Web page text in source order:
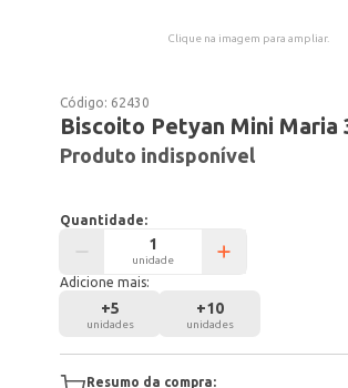
Clique na imagem para ampliar.
Código: 62430
Biscoito Petyan Mini Maria
Produto indisponível
Quantidade:
unidade
Adicione mais:
+5
unidades
+10
unidades
Resumo da compra: